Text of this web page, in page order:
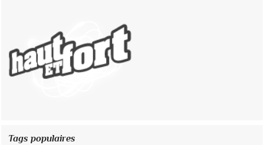
Tags populaires